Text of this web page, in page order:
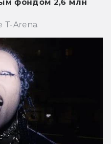
фондом 2,6 млн
T-Arena.